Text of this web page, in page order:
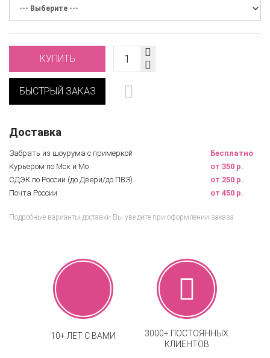
КУПИТЬ
БЫСТРЫЙ ЗАКАЗ
Доставка
Забрать из шоурума с примеркой
Бесплатно
Курьером по Мск и Мо
от 350 р.
СДЭК по России (до Двери/до ПВЗ)
от 250 р.
Почта России
от 450 р.
Подробные варианты доставки Вы увидите при оформлении заказа
10+ ЛЕТ С ВАМИ
3000+ ПОСТОЯННЫХ
КЛИЕНТОВ